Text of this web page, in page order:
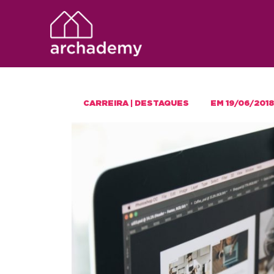
CARREIRA DESTAQUES EM 19/06/2018